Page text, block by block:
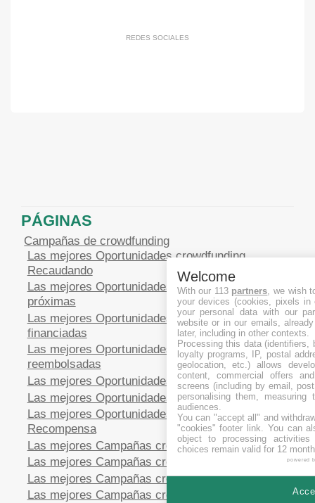
REDES SOCIALES
PÁGINAS
Campañas de crowdfunding
Las mejores Oportunidades crowdfunding
Recaudando
Las mejores Oportunidades crowdfunding
próximas
Las mejores Oportunidades crowdfunding
financiadas
Las mejores Oportunidades crowdfunding
reembolsadas
Las mejores Oportunidades crowdfunding Equity
Las mejores Oportunidades crowdfunding Deuda
Las mejores Oportunidades crowdfunding
Recompensa
Las mejores Campañas crowdfunding en CHF
Las mejores Campañas crowdfunding en EUR
Las mejores Campañas crowdfunding en GBP
Las mejores Campañas crowdfunding en SEK
Welcome
With our 113 partners, we wish
your devices (cookies, pixels
your personal data with our
website or in our emails,
later, including in other contexts.
Processing this data (identifiers,
loyalty programs, IP, postal
geolocation, etc.) allows
content, commercial offers
screens (including by email,
personalising them, measuring
audiences.
You can "accept all" and
"cookies" footer link. You can
object to processing
choices remain valid for 12
powered